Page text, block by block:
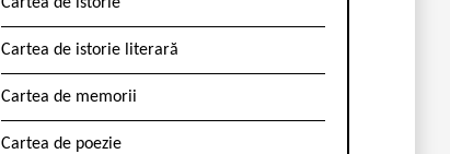
Cartea de istorie literară
Cartea de memorii
Cartea de poezie